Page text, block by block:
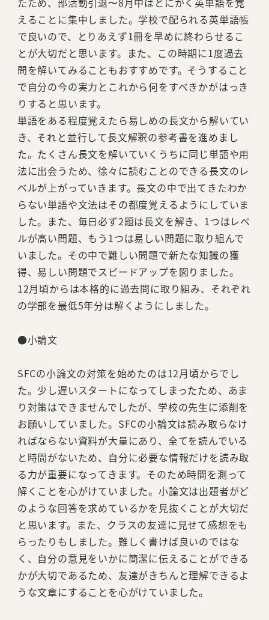
えることに集中しました。学校で配られる英単語帳
で良いので、とりあえず1冊を早めに終わらせるこ
とが大切だと思います。また、この時期に1度過去
問を解いてみることもおすすめです。そうすること
で自分の今の実力とこれから何をすべきかがはっき
りすると思います。
単語をある程度覚えたら易しめの長文から解いてい
き、それと並行して長文解釈の参考書を進めまし
た。たくさん長文を解いていくうちに同じ単語や用
法に出会うため、徐々に読むことのできる長文のレ
ベルが上がっていきます。長文の中で出てきたわか
らない単語や文法はその都度覚えるようにしていま
した。また、毎日必ず2題は長文を解き、1つはレベ
ルが高い問題、もう1つは易しい問題に取り組んで
いました。その中で難しい問題で新たな知識の獲
得、易しい問題でスピードアップを図りました。
12月頃からは本格的に過去問に取り組み、それぞれ
の学部を最低5年分は解くようにしました。
●小論文
SFCの小論文の対策を始めたのは12月頃からでし
た。少し遅いスタートになってしまったため、あま
り対策はできませんでしたが、学校の先生に添削を
お願いしていました。SFCの小論文は読み取らなけ
ればならない資料が大量にあり、全てを読んでいる
と時間がないため、自分に必要な情報だけを読み取
る力が重要になってきます。そのため時間を測って
解くことを心がけていました。小論文は出題者がど
のような回答を求めているかを見抜くことが大切だ
と思います。また、クラスの友達に見せて感想をも
らったりもしました。難しく書けば良いのではな
く、自分の意見をいかに簡潔に伝えることができる
かが大切であるため、友達がきちんと理解できるよ
うな文章にすることを心がけていました。